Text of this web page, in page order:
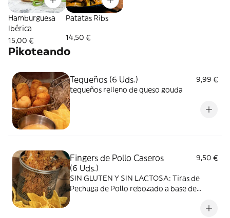
Hamburguesa
Ibérica
15,00 €
Patatas Ribs
14,50 €
Pikoteando
Tequeños (6 Uds.)
9,99 €
tequeños relleno de queso gouda
Fingers de Pollo Caseros
(6 Uds.)
9,50 €
SIN GLUTEN Y SIN LACTOSA: Tiras de
Pechuga de Pollo rebozado a base de